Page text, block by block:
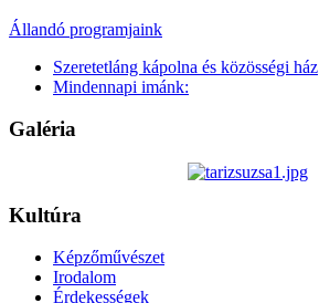
Állandó programjaink
Szeretetláng kápolna és közösségi ház
Mindennapi imánk:
Galéria
Kultúra
Képzőművészet
Irodalom
Érdekességek